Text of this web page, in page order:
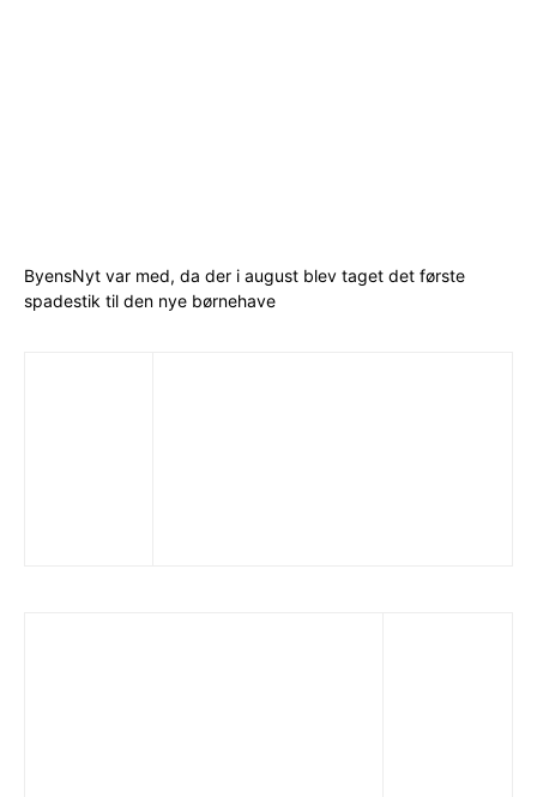
ByensNyt var med, da der i august blev taget det første
spadestik til den nye børnehave